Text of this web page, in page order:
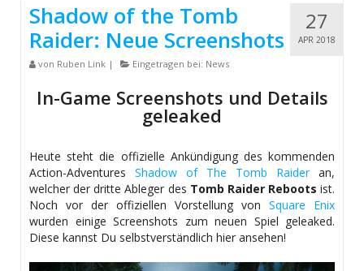
27
APR 2018
Shadow of the Tomb
Raider: Neue Screenshots
von Ruben Link | Eingetragen bei: News
In-Game Screenshots und Details
geleaked
Heute steht die offizielle Ankündigung des kommenden
Action-Adventures Shadow of The Tomb Raideran,
welcher der dritte Ableger des Tomb Raider Reboots ist.
Noch vor der offiziellen Vorstellung von Square Enix
wurden einige Screenshots zum neuen Spiel geleaked.
Diese kannst Du selbstverständlich hier ansehen!